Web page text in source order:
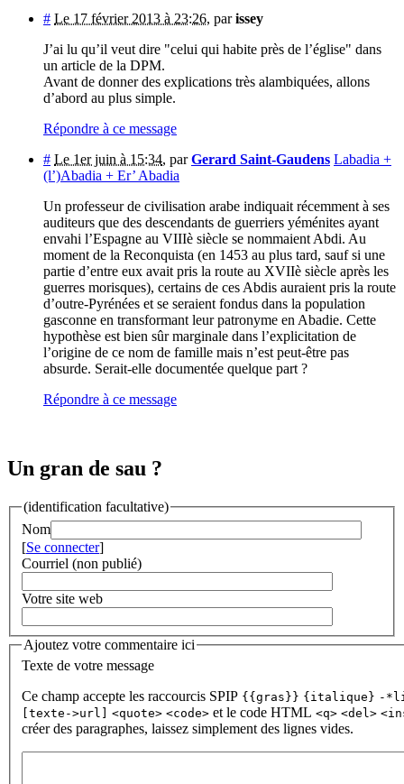
# Le 17 février 2013 à 23:26, parissey
J’ai lu qu’il veut dire "celui qui habite près de l’église" dans
un article de la DPM.
Avant de donner des explications très alambiquées, allons
d’abord au plus simple.
Répondre à ce message
# Le 1er juin à 15:34, parGerard Saint-Gaudens Labadia +
(l’)Abadia + Er’ Abadia
Un professeur de civilisation arabe indiquait récemment à ses
auditeurs que des descendants de guerriers yéménites ayant
envahi l’Espagne au VIIIè siècle se nommaient Abdi. Au
moment de la Reconquista (en 1453 au plus tard, sauf si une
partie d’entre eux avait pris la route au XVIIè siècle après les
guerres morisques), certains de ces Abdis auraient pris la route
d’outre-Pyrénées et se seraient fondus dans la population
gasconne en transformant leur patronyme en Abadie. Cette
hypothèse est bien sûr marginale dans l’explicitation de
l’origine de ce nom de famille mais n’est peut-être pas
absurde. Serait-elle documentée quelque part ?
Répondre à ce message
Un gran de sau ?
(identification facultative)
Nom
[Se connecter]
Courriel (non publié)
Votre site web
Ajoutez votre commentaire ici
Texte de votre message
Ce champ accepte les raccourcis SPIP {{gras}} {italique} -
[texte->url]
<quote> <code> et le code HTML <q> <del>
créer des paragraphes, laissez simplement des lignes vides.